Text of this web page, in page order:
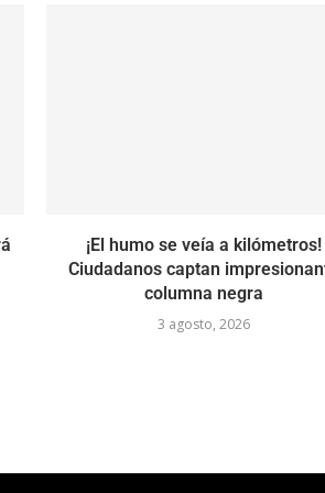
¡El humo se veía a kilómetros!
Ciudadanos captan
columna negra
3 agosto, 2026